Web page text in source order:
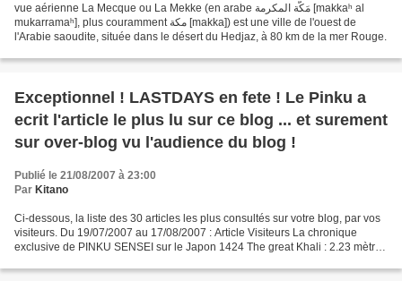
vue aérienne La Mecque ou La Mekke (en arabe مَكَّة المكرمة [makkaʰ al
mukarramaʰ], plus couramment مكة [makka]) est une ville de l'ouest de
l'Arabie saoudite, située dans le désert du Hedjaz, à 80 km de la mer Rouge.
Exceptionnel ! LASTDAYS en fete ! Le Pinku a
ecrit l'article le plus lu sur ce blog ... et surement
sur over-blog vu l'audience du blog !
Publié le 21/08/2007 à 23:00
Par Kitano
Ci-dessous, la liste des 30 articles les plus consultés sur votre blog, par vos
visiteurs. Du 19/07/2007 au 17/08/2007 : Article Visiteurs La chronique
exclusive de PINKU SENSEI sur le Japon 1424 The great Khali : 2.23 mètres